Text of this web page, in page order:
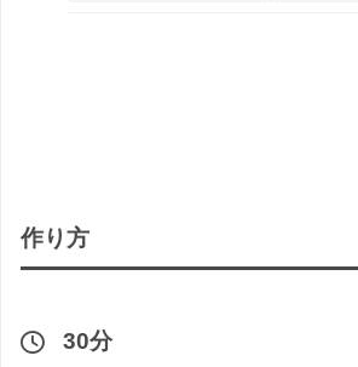
作り方
30分